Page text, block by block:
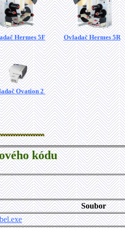
Hermes 5F Ovladač Hermes 5R
Ovation 2
kódu
Soubor